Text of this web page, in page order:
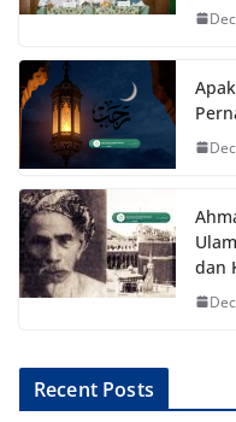
dan
Recent Posts